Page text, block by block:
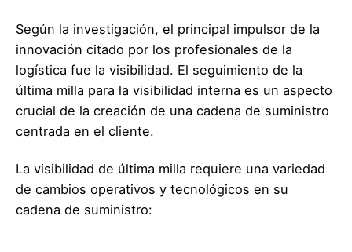
Según la investigación, el principal impulsor de la
innovación citado por los profesionales de la
logística fue la visibilidad. El seguimiento de la
última milla para la visibilidad interna es un aspecto
crucial de la creación de una cadena de suministro
centrada en el cliente.
La visibilidad de última milla requiere una variedad
de cambios operativos y tecnológicos en su
cadena de suministro: